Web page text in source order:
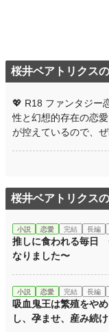
桜井ベアトリクス
💖 R18 ファンタジー
性と幻想的存在の恋
が控えているので、
桜井ベアトリクス
小説 恋愛 完結 長編
推しに食われる毎日
なりました〜
小説 恋愛 完結 長編
吸血鬼王は繁殖をや
し、孕ませ、産み続